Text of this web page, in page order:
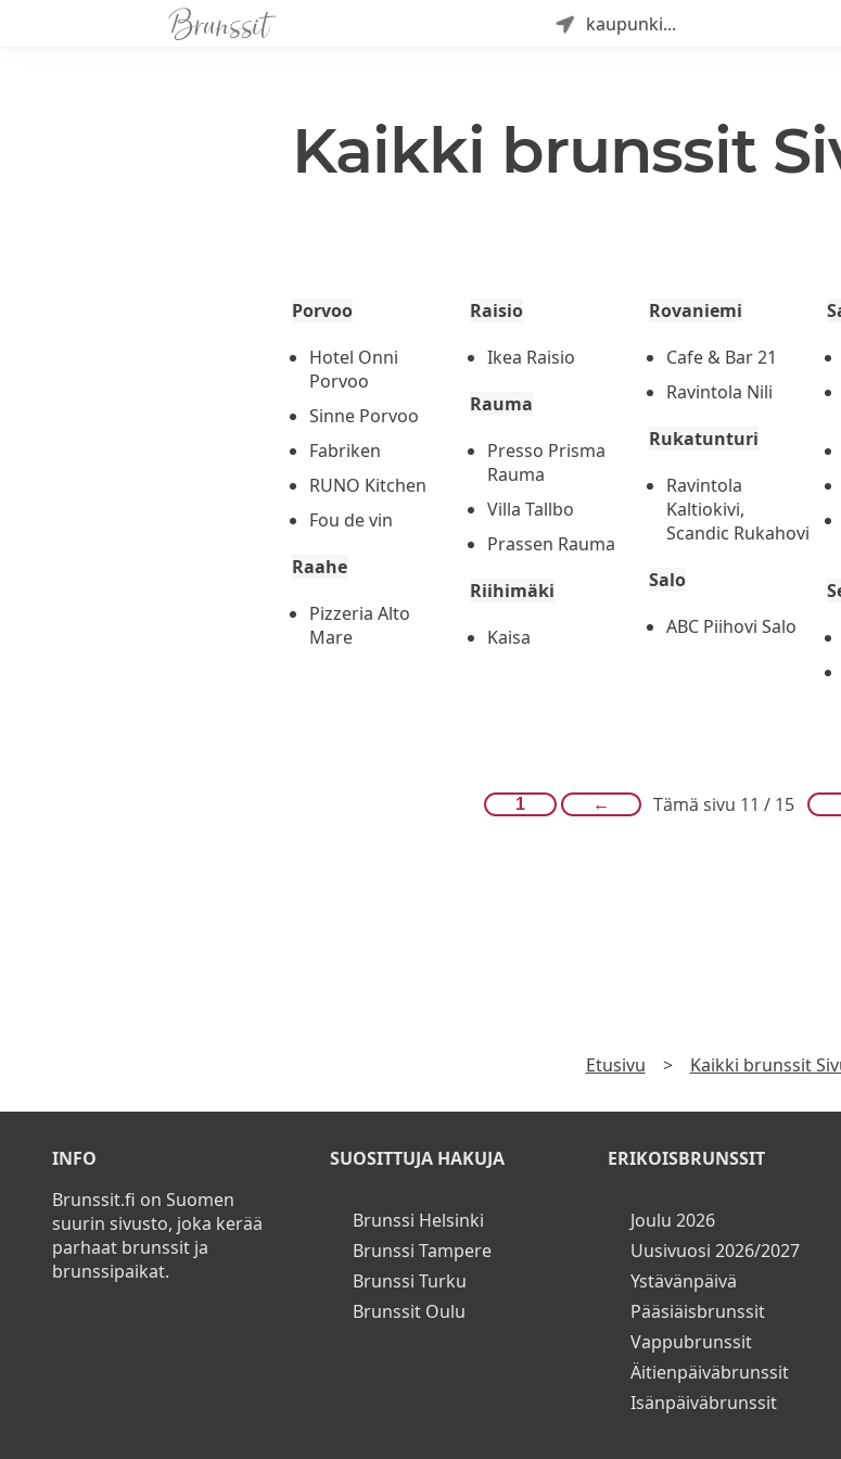
kaupunki...
Kaikki brunssit
Porvoo
Hotel Onni
Porvoo
Sinne Porvoo
Fabriken
RUNO Kitchen
Fou de vin
Raahe
Pizzeria Alto
Mare
Raisio
Ikea Raisio
Rauma
Presso Prisma
Rauma
Villa Tallbo
Prassen Rauma
Riihimäki
Kaisa
Rovaniemi
Cafe & Bar 21
Ravintola Nili
Rukatunturi
Ravintola
Kaltiokivi,
Scandic Rukahovi
Salo
ABC Piihovi Salo
1 ← Tämä sivu 11 / 15
Etusivu > Kaikki brunssit
INFO
Brunssit.fi on Suomen
suurin sivusto, joka kerää
parhaat brunssit ja
brunssipaikat.
SUOSITTUJA HAKUJA
Brunssi Helsinki
Brunssi Tampere
Brunssi Turku
Brunssit Oulu
ERIKOISBRUNSSIT
Joulu 2026
Uusivuosi 2026/2027
Ystävänpäivä
Pääsiäisbrunssit
Vappubrunssit
Äitienpäiväbrunssit
Isänpäiväbrunssit